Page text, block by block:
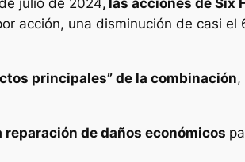
julio de 2024, las acciones de Six
acción, una disminución de casi
principales” de la combinación,
reparación de daños económicos